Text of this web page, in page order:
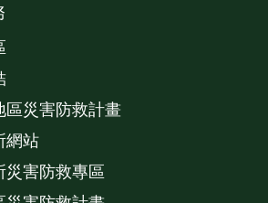
區災害防救計畫
網站
災害防救專區